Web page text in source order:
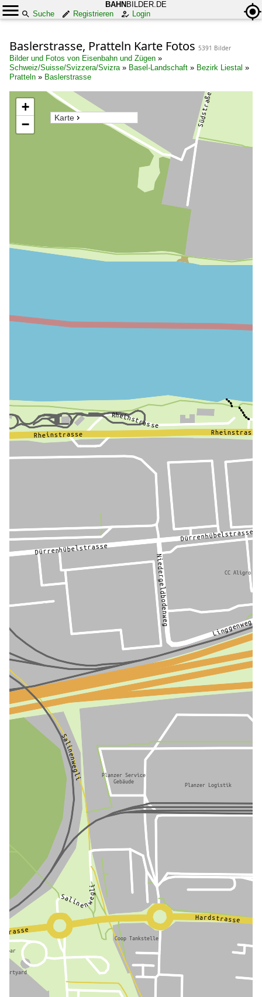
BAHN BILDER.DE
Suche
Registrieren Login
Baslerstrasse, Pratteln Karte Fotos 5391 Bilder
Bilder und Fotos von Eisenbahn und Zügen »
Schweiz/Suisse/Svizzera/Svizra» Basel-Landschaft » Bezirk Liestal »
Pratteln » Baslerstrasse
Karte
+
−